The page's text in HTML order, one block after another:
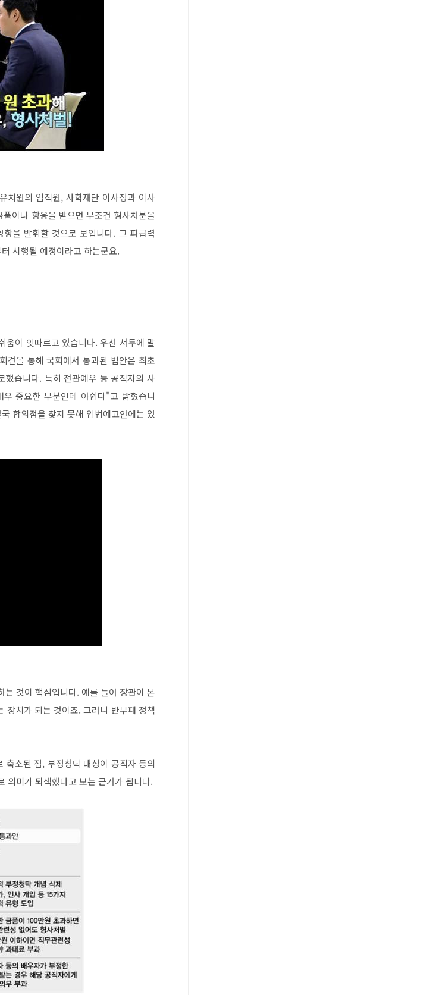
치원의 임직원, 사학재단 이사장과 이사
이나 향응을 받으면 무조건 형사처분을
을 발휘할 것으로 보입니다. 그 파급력
시행될 예정이라고 하는군요.
움이 잇따르고 있습니다. 우선 서두에 말
견을 통해 국회에서 통과된 법안은 최초
했습니다. 특히 전관예우 등 공직자의 사
중요한 부분인데 아쉽다"고 밝혔습니
합의점을 찾지 못해 입법예고안에는 있
것이 핵심입니다. 예를 들어 장관이 본
장치가 되는 것이죠. 그러니 반부패 정책
축소된 점, 부정청탁 대상이 공직자 등의
의미가 퇴색했다고 보는 근거가 됩니다.